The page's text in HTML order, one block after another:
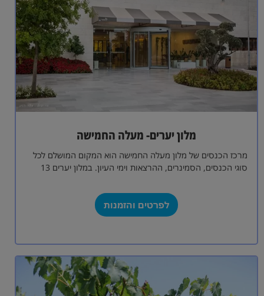
מלון יערים- מעלה החמישה
מרכז הכנסים של מלון מעלה החמישה הוא המקום המושלם לכל
סוגי הכנסים, הסמינרים, ההרצאות וימי העיון. במלון יערים 13
לפרטים והזמנות